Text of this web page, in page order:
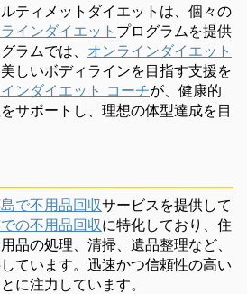
ティメットダイエットは、個々の
インダイエット プログラムを提供
ラムでは、 オンラインダイエット
しいボディラインを目指す支援を
ンダイエット コーチが、健康的
サポートし、理想の体型達成を目
で不用品回収サービスを提供して
の不用品回収に特化しており、住
品の処理、清掃、遺品整理など、
ています。迅速かつ信頼性の高い
に注力しています。